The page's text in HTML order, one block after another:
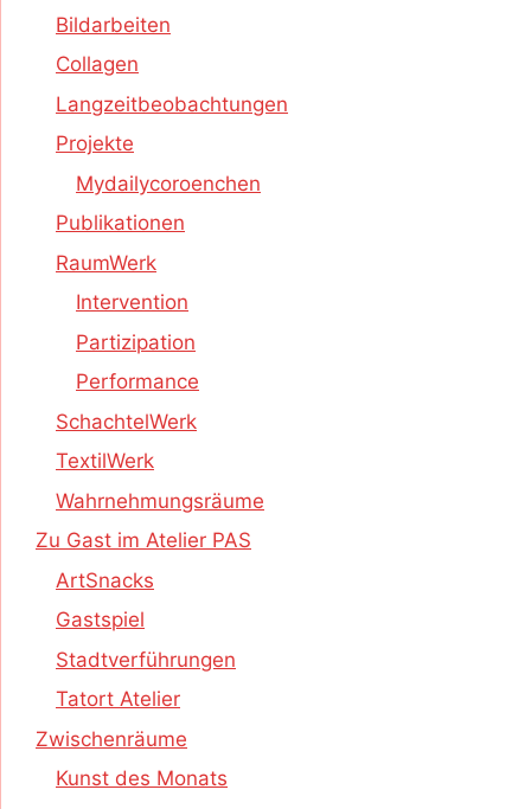
Bildarbeiten
Collagen
Langzeitbeobachtungen
Projekte
Mydailycoroenchen
Publikationen
RaumWerk
Intervention
Partizipation
Performance
SchachtelWerk
TextilWerk
Wahrnehmungsräume
Zu Gast im Atelier PAS
ArtSnacks
Gastspiel
Stadtverführungen
Tatort Atelier
Zwischenräume
Kunst des Monats